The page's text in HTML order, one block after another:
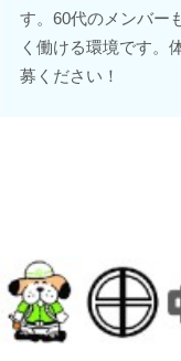
す。60代のメンバー
く働ける環境です。
募ください！